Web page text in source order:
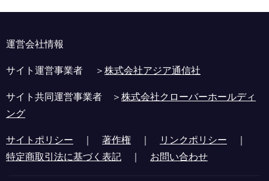
運営会社情報
サイト運営事業者 ＞株式会社アジア通信社
サイト共同運営事業者 ＞株式会社クローバーホールディ
ング
サイトポリシー ｜ 著作権 ｜ リンクポリシー ｜
特定商取引法に基づく表記 ｜ お問い合わせ